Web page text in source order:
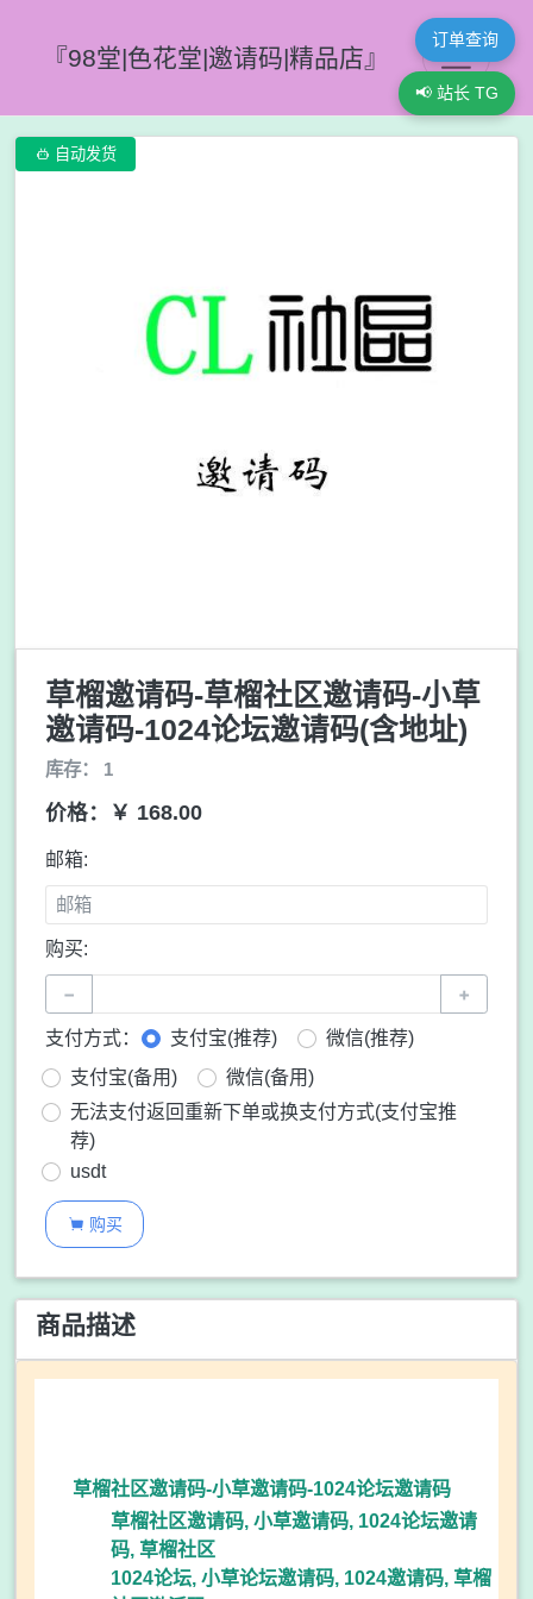
『98堂|色花堂|邀请码|精品店』
订单查询
📢 站长 TG
 自动发货
草榴邀请码-草榴社区邀请码-小草
邀请码-1024论坛邀请码(含地址)
库存： 1
价格：￥ 168.00
邮箱:
购买:
− +
支付方式： 支付宝(推荐)
微信(推荐)
支付宝(备用)
微信(备用)
无法支付返回重新下单或换支付方式(支付宝推
荐)
usdt
 购买
商品描述
草榴社区邀请码-小草邀请码-1024论坛邀请码
草榴社区邀请码, 小草邀请码, 1024论坛邀请
码, 草榴社区
1024论坛, 小草论坛邀请码, 1024邀请码, 草榴